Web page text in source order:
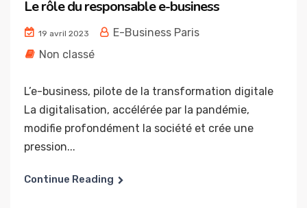
Le rôle du responsable e-business
19 avril 2023
E-Business Paris
Non classé
L’e-business, pilote de la transformation digitale
La digitalisation, accélérée par la pandémie,
modifie profondément la société et crée une
pression...
Continue Reading